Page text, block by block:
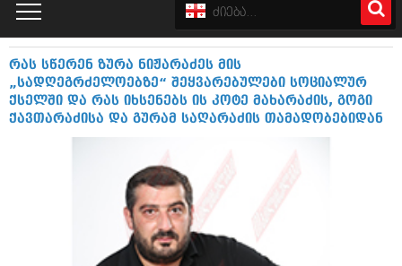
კატალოგი
პოლიტიკა
საზოგადოება
მოდი, ვილაპარაკოთ
რას სწერენ ზურა ნიჟარაძეს მის
„სადღეგრძელოებზე“ შეყვარებულები სოციალურ
ქსელში და რას იხსენებს ის კოტე მახარაძის, გოგი
ქავთარაძისა და გურამ საღარაძის თამადობებიდან